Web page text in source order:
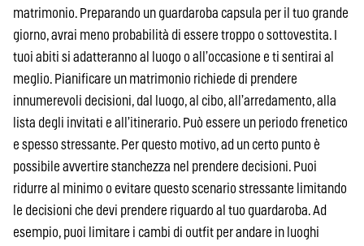
matrimonio. Preparando un guardaroba capsula per il tuo grande
giorno, avrai meno probabilità di essere troppo o sottovestita. I
tuoi abiti si adatteranno al luogo o all’occasione e ti sentirai al
meglio. Pianificare un matrimonio richiede di prendere
innumerevoli decisioni, dal luogo, al cibo, all’arredamento, alla
lista degli invitati e all’itinerario. Può essere un periodo frenetico
e spesso stressante. Per questo motivo, ad un certo punto è
possibile avvertire stanchezza nel prendere decisioni. Puoi
ridurre al minimo o evitare questo scenario stressante limitando
le decisioni che devi prendere riguardo al tuo guardaroba. Ad
esempio, puoi limitare i cambi di outfit per andare in luoghi